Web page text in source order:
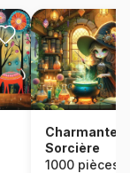
Charmante
Sorcière
1000 pièces